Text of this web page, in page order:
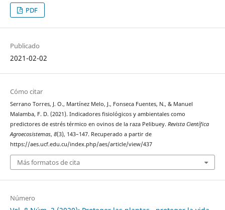
PDF
Publicado
2021-02-02
Cómo citar
Serrano Torres, J. O., Martínez Melo, J., Fonseca Fuentes, N., & Manuel
Malamba, F. D. (2021). Indicadores fisiológicos y ambientales como
predictores de estrés térmico en ovinos de la raza Pelibuey. Revista Científica
Agroecosistemas, 8(3), 143–147. Recuperado a partir de
https://aes.ucf.edu.cu/index.php/aes/article/view/437
Más formatos de cita
Número